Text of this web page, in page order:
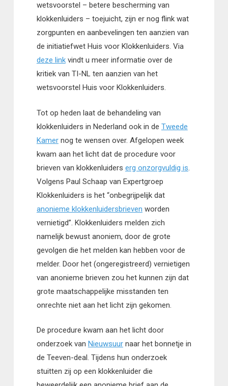
wetsvoorstel – betere bescherming van
klokkenluiders – toejuicht, zijn er nog flink wat
zorgpunten en aanbevelingen ten aanzien van
de initiatiefwet Huis voor Klokkenluiders. Via
deze linkvindt u meer informatie over de
kritiek van TI-NL ten aanzien van het
wetsvoorstel Huis voor Klokkenluiders.
Tot op heden laat de behandeling van
klokkenluiders in Nederland ook in de Tweede
Kamernog te wensen over. Afgelopen week
kwam aan het licht dat de procedure voor
brieven van klokkenluiders erg onzorgvuldig is.
Volgens Paul Schaap van Expertgroep
Klokkenluiders is het “onbegrijpelijk dat
anonieme klokkenluidersbrieven worden
vernietigd”. Klokkenluiders melden zich
namelijk bewust anoniem, door de grote
gevolgen die het melden kan hebben voor de
melder. Door het (ongeregistreerd) vernietigen
van anonieme brieven zou het kunnen zijn dat
grote maatschappelijke misstanden ten
onrechte niet aan het licht zijn gekomen.
De procedure kwam aan het licht door
onderzoek van Nieuwsuurnaar het bonnetje in
de Teeven-deal. Tijdens hun onderzoek
stuitten zij op een klokkenluider die